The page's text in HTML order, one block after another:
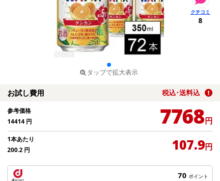
タップで拡大表示
8
お試し費用 税込･送料込
参考価格
14414 円 7768円
1本あたり
200.2 円 107.9円
70 ポイント